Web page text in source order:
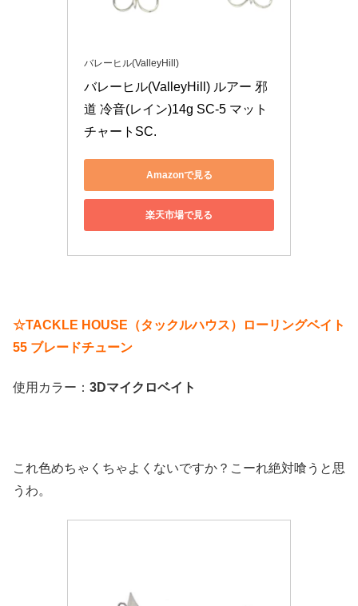
バレーヒル(ValleyHill)
バレーヒル(ValleyHill) ルアー 邪
道 冷音(レイン)14g SC-5 マット
チャートSC.
Amazonで見る
楽天市場で見る
☆TACKLE HOUSE（タックルハウス）ローリングベイト
55 ブレードチューン
使用カラー： 3Dマイクロベイト
これ色めちゃくちゃよくないですか？こーれ絶対喰うと思
うわ。